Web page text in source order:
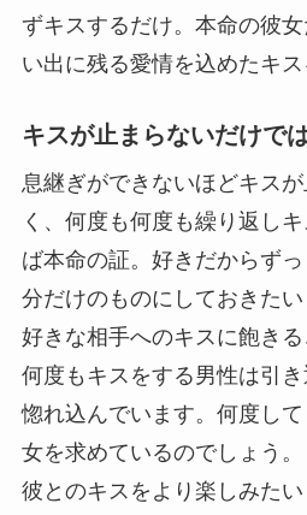
ずキスするだけ。 本命の彼
い出に残る愛情を込めたキス
キスが止まらないだけで
息継ぎができないほどキス
く、何度も何度も繰り返し
ば本命の証。 好きだからず
分だけのものにしておきたい
好きな相手へのキスに飽きる
何度もキスをする男性は引
惚れ込んでいます。何度し
女を求めているのでしょう。
彼とのキスをより楽しみた